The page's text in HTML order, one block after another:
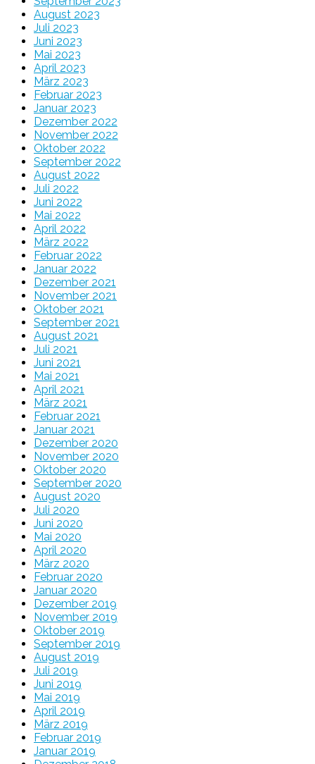
August 2023
Juli 2023
Juni 2023
Mai 2023
April 2023
März 2023
Februar 2023
Januar 2023
Dezember 2022
November 2022
Oktober 2022
September 2022
August 2022
Juli 2022
Juni 2022
Mai 2022
April 2022
März 2022
Februar 2022
Januar 2022
Dezember 2021
November 2021
Oktober 2021
September 2021
August 2021
Juli 2021
Juni 2021
Mai 2021
April 2021
März 2021
Februar 2021
Januar 2021
Dezember 2020
November 2020
Oktober 2020
September 2020
August 2020
Juli 2020
Juni 2020
Mai 2020
April 2020
März 2020
Februar 2020
Januar 2020
Dezember 2019
November 2019
Oktober 2019
September 2019
August 2019
Juli 2019
Juni 2019
Mai 2019
April 2019
März 2019
Februar 2019
Januar 2019